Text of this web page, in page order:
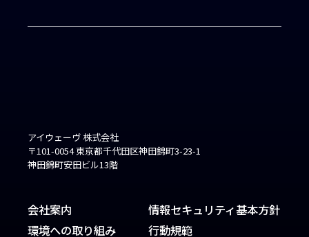
アイウェーヴ 株式会社
〒101-0054 東京都千代田区神田錦町3-23-1
神田錦町安田ビル13階
会社案内
環境への取り組み
情報セキュリティ基本方針
行動規範